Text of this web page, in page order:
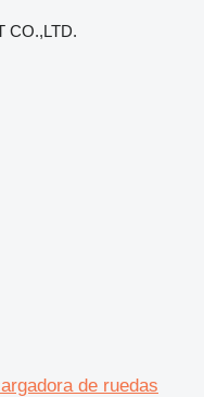
CO.,LTD.
de ruedas